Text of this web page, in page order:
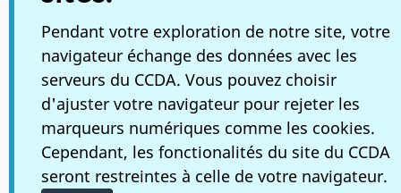
Pendant votre exploration de notre site, votre
navigateur échange des données avec les
serveurs du CCDA. Vous pouvez choisir
d'ajuster votre navigateur pour rejeter les
marqueurs numériques comme les cookies.
Cependant, les fonctionalités du site du CCDA
seront restreintes à celle de votre navigateur.
Médias sociaux
Applications mobiles
À propos de Canada.ca